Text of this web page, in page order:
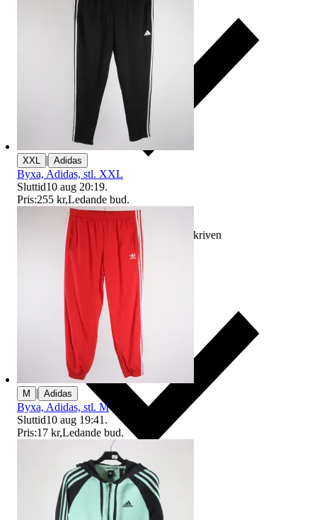
Ersättning om varan inte är som beskriven
XXL | Adidas
Byxa, Adidas, stl. XXL
Sluttid10 aug 20:19.
Pris:255 kr,Ledande bud.
M | Adidas
Byxa, Adidas, stl. M
Sluttid10 aug 19:41 .
Pris:17 kr,Ledande bud.